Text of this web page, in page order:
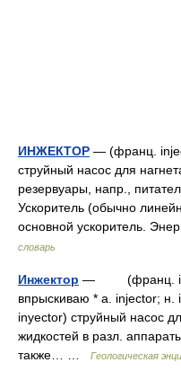
ИНЖЕКТОР — (франц.
струйный насос для
резервуары, напр.,
Ускоритель (обычно
основной ускоритель.
словарь
Инжектор — (франц.
впрыскиваю * a. injector; н.
inyector) струйный насос
жидкостей в разл.
также… …
Геологическая